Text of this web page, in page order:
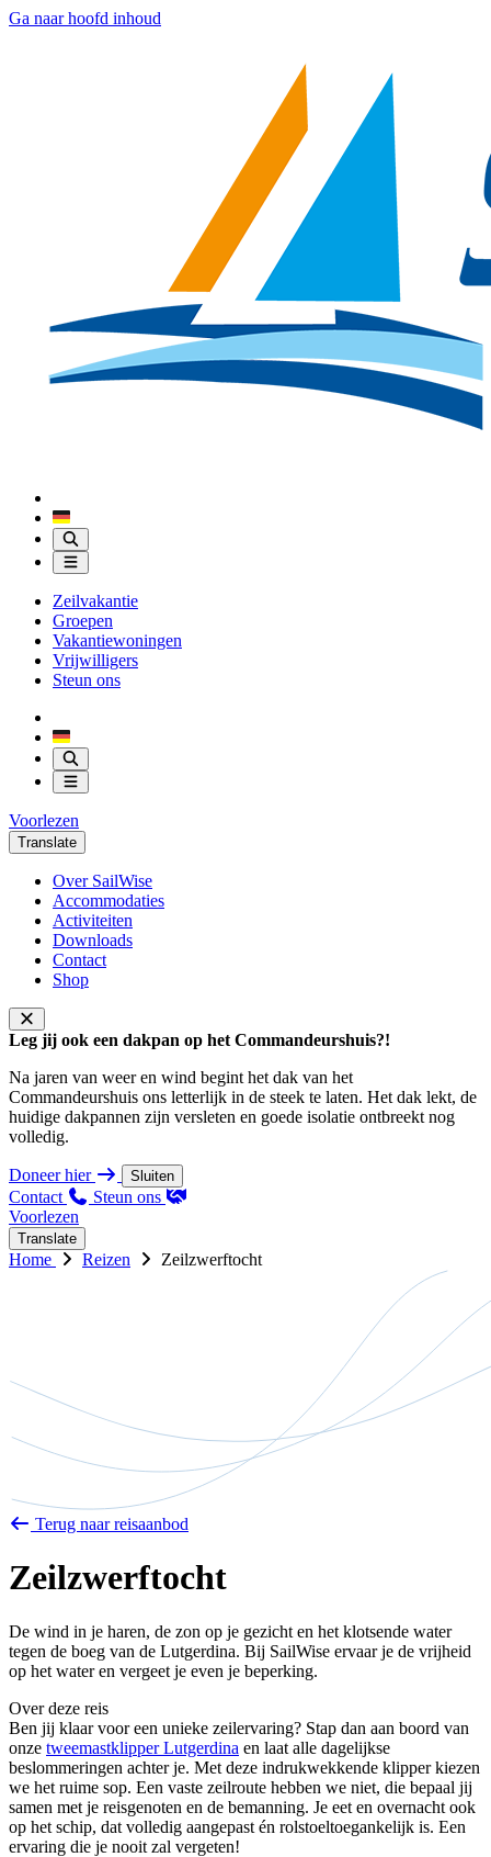
Ga naar hoofd inhoud
Zeilvakantie
Groepen
Vakantiewoningen
Vrijwilligers
Steun ons
Voorlezen
Translate
Over SailWise
Accommodaties
Activiteiten
Downloads
Contact
Shop
Leg jij ook een dakpan op het Commandeurshuis?!
Na jaren van weer en wind begint het dak van het
Commandeurshuis ons letterlijk in de steek te laten. Het dak lekt, de
huidige dakpannen zijn versleten en goede isolatie ontbreekt nog
volledig.
Doneer hier Sluiten
Contact
Steun ons
Voorlezen
Translate
Home Reizen Zeilzwerftocht
Terug naar reisaanbod
Zeilzwerftocht
De wind in je haren, de zon op je gezicht en het klotsende water
tegen de boeg van de Lutgerdina. Bij SailWise ervaar je de vrijheid
op het water en vergeet je even je beperking.
Over deze reis
Ben jij klaar voor een unieke zeilervaring? Stap dan aan boord van
onze tweemastklipper Lutgerdina en laat alle dagelijkse
beslommeringen achter je. Met deze indrukwekkende klipper kiezen
we het ruime sop. Een vaste zeilroute hebben we niet, die bepaal jij
samen met je reisgenoten en de bemanning. Je eet en overnacht ook
op het schip, dat volledig aangepast én rolstoeltoegankelijk is. Een
ervaring die je nooit zal vergeten!